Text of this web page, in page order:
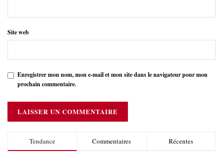
Site web
Enregistrer mon nom, mon e-mail et mon site dans le navigateur pour mon
prochain commentaire.
Tendance Commentaires Récentes